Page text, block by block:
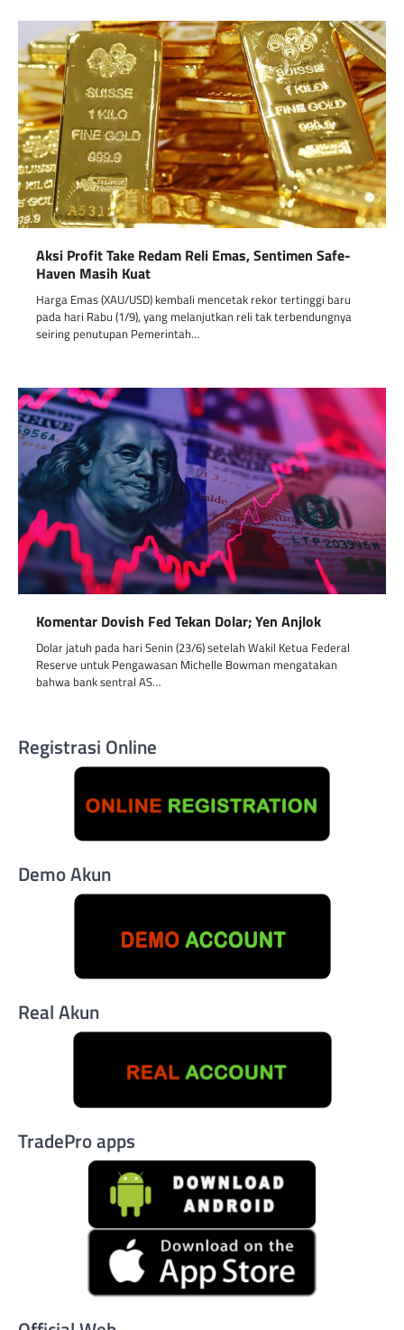
Aksi Profit Take Redam Reli Emas, Sentimen Safe-
Haven Masih Kuat
Harga Emas (XAU/USD) kembali mencetak rekor tertinggi baru
pada hari Rabu (1/9), yang melanjutkan reli tak terbendungnya
seiring penutupan Pemerintah…
Komentar Dovish Fed Tekan Dolar; Yen Anjlok
Dolar jatuh pada hari Senin (23/6) setelah Wakil Ketua Federal
Reserve untuk Pengawasan Michelle Bowman mengatakan
bahwa bank sentral AS…
Registrasi Online
Demo Akun
Real Akun
TradePro apps